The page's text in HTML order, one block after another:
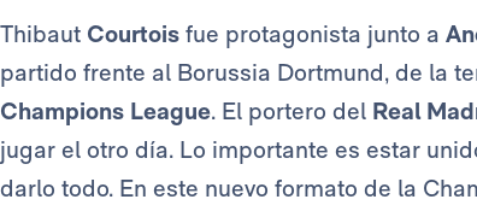
Thibaut Courtois fue protagonista junto a
partido frente al Borussia Dortmund, de la
Champions League. El portero del Real
jugar el otro día. Lo importante es estar
darlo todo. En este nuevo formato de la